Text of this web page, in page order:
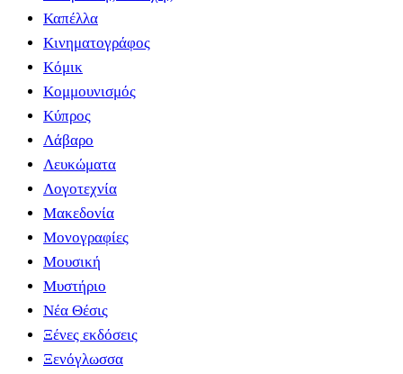
Καπέλλα
Κινηματογράφος
Κόμικ
Κομμουνισμός
Κύπρος
Λάβαρο
Λευκώματα
Λογοτεχνία
Μακεδονία
Μονογραφίες
Μουσική
Μυστήριο
Νέα Θέσις
Ξένες εκδόσεις
Ξενόγλωσσα